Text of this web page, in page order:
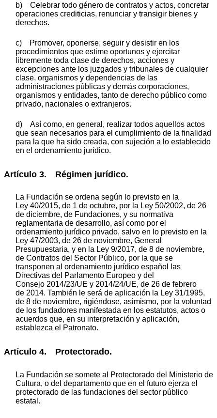
b) Celebrar todo género de contratos y actos, concretar
operaciones crediticias, renunciar y transigir bienes y
derechos.
c) Promover, oponerse, seguir y desistir en los
procedimientos que estime oportunos y ejercitar
libremente toda clase de derechos, acciones y
excepciones ante los juzgados y tribunales de cualquier
clase, organismos y dependencias de las
administraciones públicas y demás corporaciones,
organismos y entidades, tanto de derecho público como
privado, nacionales o extranjeros.
d) Así como, en general, realizar todos aquellos actos
que sean necesarios para el cumplimiento de la finalidad
para la que ha sido creada, con sujeción a lo establecido
en el ordenamiento jurídico.
Artículo 3. Régimen jurídico.
La Fundación se ordena según lo previsto en la
Ley 40/2015, de 1 de octubre, por la Ley 50/2002, de 26
de diciembre, de Fundaciones, y su normativa
reglamentaria de desarrollo, así como por el
ordenamiento jurídico privado, salvo en lo previsto en la
Ley 47/2003, de 26 de noviembre, General
Presupuestaria, y en la Ley 9/2017, de 8 de noviembre,
de Contratos del Sector Público, por la que se
transponen al ordenamiento jurídico español las
Directivas del Parlamento Europeo y del
Consejo 2014/23/UE y 2014/24/UE, de 26 de febrero
de 2014. También le será de aplicación la Ley 31/1995,
de 8 de noviembre, rigiéndose, asimismo, por la voluntad
de los fundadores manifestada en los estatutos, actos o
acuerdos que, en su interpretación y aplicación,
establezca el Patronato.
Artículo 4. Protectorado.
La Fundación se somete al Protectorado del Ministerio de
Cultura, o del departamento que en el futuro ejerza el
protectorado de las fundaciones del sector público
estatal.